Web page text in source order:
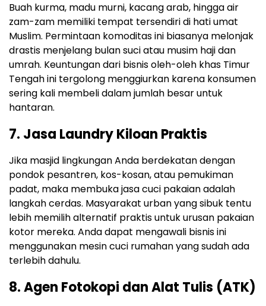
Buah kurma, madu murni, kacang arab, hingga air
zam-zam memiliki tempat tersendiri di hati umat
Muslim. Permintaan komoditas ini biasanya melonjak
drastis menjelang bulan suci atau musim haji dan
umrah. Keuntungan dari bisnis oleh-oleh khas Timur
Tengah ini tergolong menggiurkan karena konsumen
sering kali membeli dalam jumlah besar untuk
hantaran.
7. Jasa Laundry Kiloan Praktis
Jika masjid lingkungan Anda berdekatan dengan
pondok pesantren, kos-kosan, atau pemukiman
padat, maka membuka jasa cuci pakaian adalah
langkah cerdas. Masyarakat urban yang sibuk tentu
lebih memilih alternatif praktis untuk urusan pakaian
kotor mereka. Anda dapat mengawali bisnis ini
menggunakan mesin cuci rumahan yang sudah ada
terlebih dahulu.
8. Agen Fotokopi dan Alat Tulis (ATK)